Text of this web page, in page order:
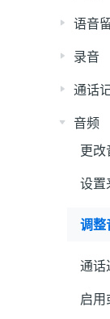
语音
录音
通话
音频
更改
设置
调整
通话
启用